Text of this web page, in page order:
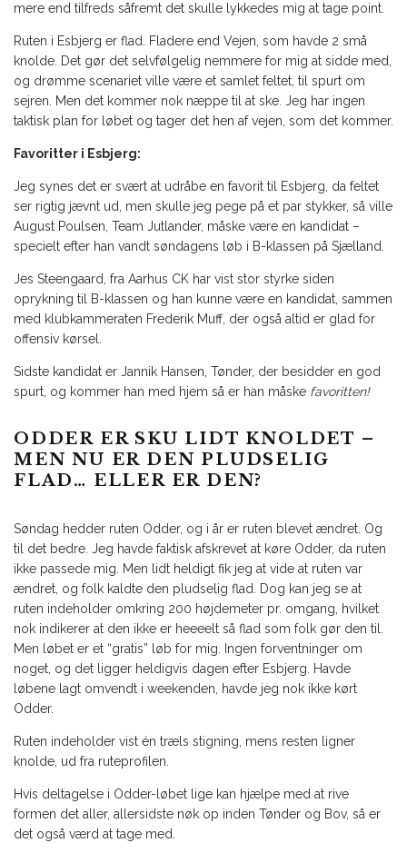
mere end tilfreds såfremt det skulle lykkedes mig at tage point.
Ruten i Esbjerg er flad. Fladere end Vejen, som havde 2 små
knolde. Det gør det selvfølgelig nemmere for mig at sidde med,
og drømme scenariet ville være et samlet feltet, til spurt om
sejren. Men det kommer nok næppe til at ske. Jeg har ingen
taktisk plan for løbet og tager det hen af vejen, som det kommer.
Favoritter i Esbjerg:
Jeg synes det er svært at udråbe en favorit til Esbjerg, da feltet
ser rigtig jævnt ud, men skulle jeg pege på et par stykker, så ville
August Poulsen, Team Jutlander, måske være en kandidat –
specielt efter han vandt søndagens løb i B-klassen på Sjælland.
Jes Steengaard, fra Aarhus CK har vist stor styrke siden
oprykning til B-klassen og han kunne være en kandidat, sammen
med klubkammeraten Frederik Muff, der også altid er glad for
offensiv kørsel.
Sidste kandidat er Jannik Hansen, Tønder, der besidder en god
spurt, og kommer han med hjem så er han måske favoritten!
ODDER ER SKU LIDT KNOLDET –
MEN NU ER DEN PLUDSELIG
FLAD… ELLER ER DEN?
Søndag hedder ruten Odder, og i år er ruten blevet ændret. Og
til det bedre. Jeg havde faktisk afskrevet at køre Odder, da ruten
ikke passede mig. Men lidt heldigt fik jeg at vide at ruten var
ændret, og folk kaldte den pludselig flad. Dog kan jeg se at
ruten indeholder omkring 200 højdemeter pr. omgang, hvilket
nok indikerer at den ikke er heeeelt så flad som folk gør den til.
Men løbet er et “gratis” løb for mig. Ingen forventninger om
noget, og det ligger heldigvis dagen efter Esbjerg. Havde
løbene lagt omvendt i weekenden, havde jeg nok ikke kørt
Odder.
Ruten indeholder vist én træls stigning, mens resten ligner
knolde, ud fra ruteprofilen.
Hvis deltagelse i Odder-løbet lige kan hjælpe med at rive
formen det aller, allersidste nøk op inden Tønder og Bov, så er
det også værd at tage med.